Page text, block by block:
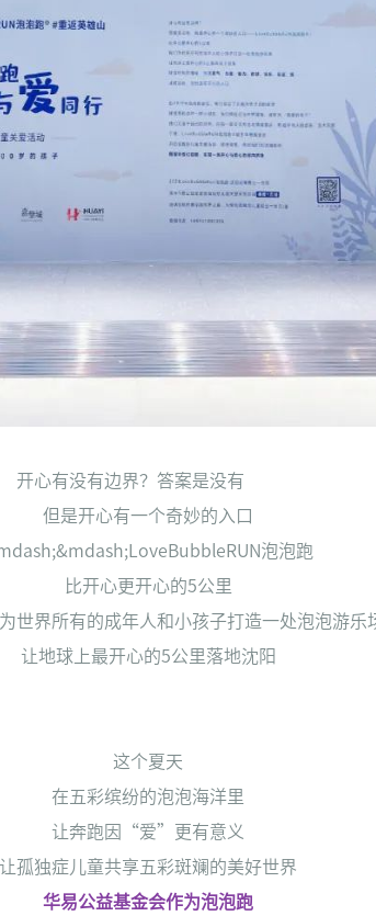
开心有没有边界？答案是没有
但是开心有一个奇妙的入口
泡泡跑
比开心更开心的5公里
界所有的成年人和小孩子打造一处泡泡游乐
地球上最开心的5公里落地沈阳
这个夏天
在五彩缤纷的泡泡海洋里
让奔跑因“爱”更有意义
独症儿童共享五彩斑斓的美好世界
华易公益基金会作为泡泡跑